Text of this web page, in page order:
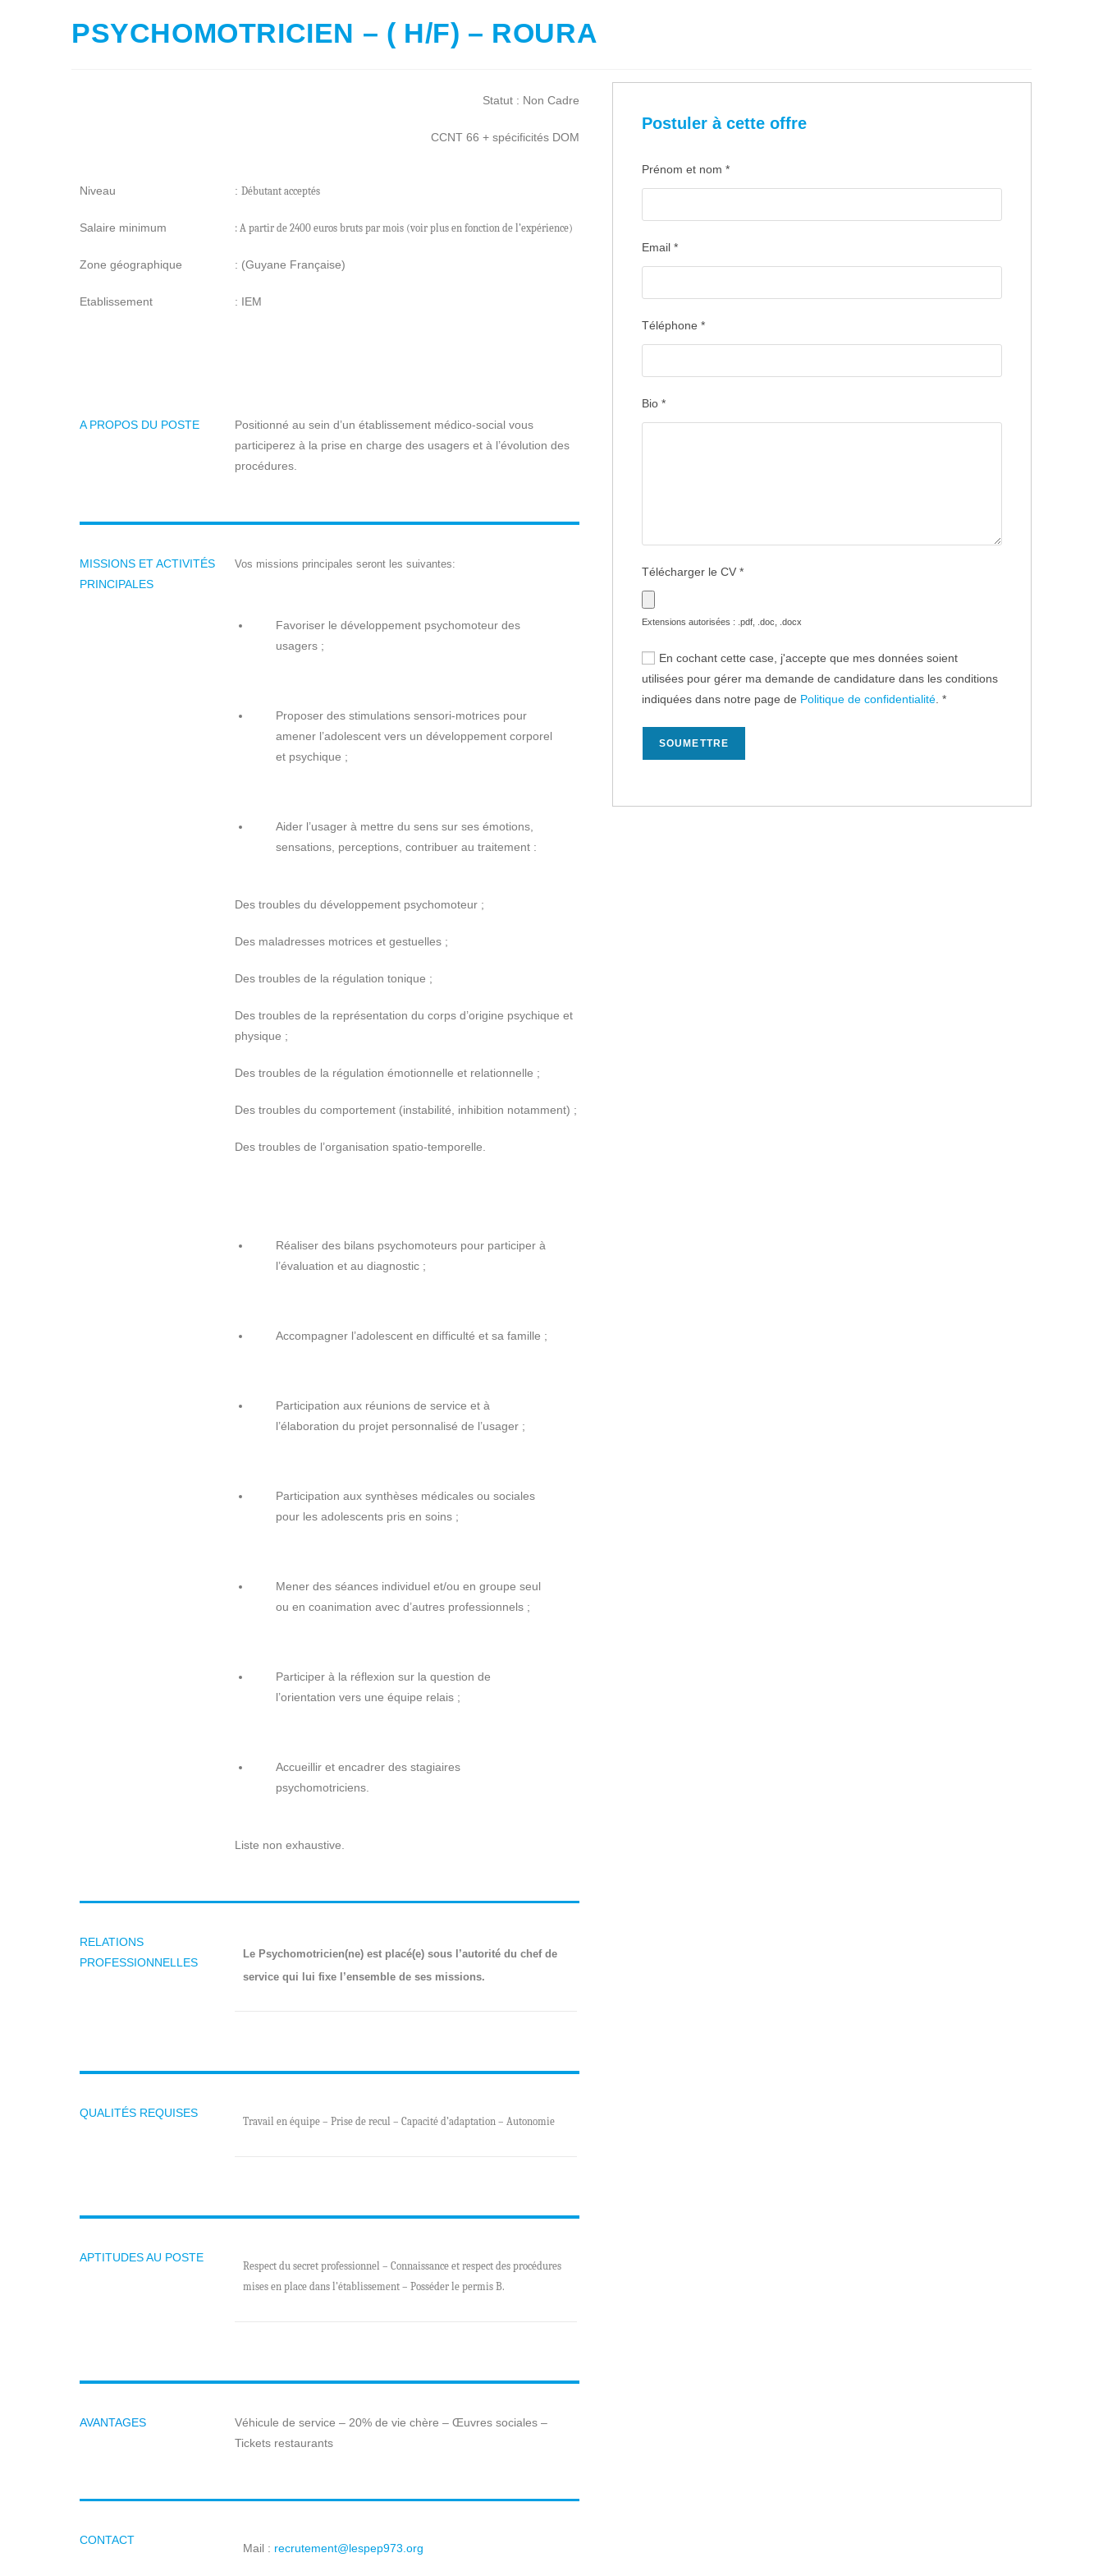
PSYCHOMOTRICIEN – ( H/F) – ROURA
Statut : Non Cadre
CCNT 66 + spécificités DOM
Niveau
Salaire minimum
Zone géographique
Etablissement
: Débutant acceptés
: A partir de 2400 euros bruts par mois (voir plus en fonction de l’expérience)
: (Guyane Française)
: IEM
A PROPOS DU POSTE
Positionné au sein d’un établissement médico-social vous
participerez à la prise en charge des usagers et à l’évolution des
procédures.
MISSIONS ET ACTIVITÉS
PRINCIPALES
Vos missions principales seront les suivantes:
Favoriser le développement psychomoteur des
usagers ;
Proposer des stimulations sensori-motrices pour
amener l’adolescent vers un développement corporel
et psychique ;
Aider l’usager à mettre du sens sur ses émotions,
sensations, perceptions, contribuer au traitement :
Des troubles du développement psychomoteur ;
Des maladresses motrices et gestuelles ;
Des troubles de la régulation tonique ;
Des troubles de la représentation du corps d’origine psychique et
physique ;
Des troubles de la régulation émotionnelle et relationnelle ;
Des troubles du comportement (instabilité, inhibition notamment) ;
Des troubles de l’organisation spatio-temporelle.
Réaliser des bilans psychomoteurs pour participer à
l’évaluation et au diagnostic ;
Accompagner l’adolescent en difficulté et sa famille ;
Participation aux réunions de service et à
l’élaboration du projet personnalisé de l’usager ;
Participation aux synthèses médicales ou sociales
pour les adolescents pris en soins ;
Mener des séances individuel et/ou en groupe seul
ou en coanimation avec d’autres professionnels ;
Participer à la réflexion sur la question de
l’orientation vers une équipe relais ;
Accueillir et encadrer des stagiaires
psychomotriciens.
Liste non exhaustive.
RELATIONS
PROFESSIONNELLES
Le Psychomotricien(ne) est placé(e) sous l’autorité du chef de
service qui lui fixe l’ensemble de ses missions.
QUALITÉS REQUISES
Travail en équipe – Prise de recul – Capacité d’adaptation – Autonomie
APTITUDES AU POSTE
Respect du secret professionnel – Connaissance et respect des procédures
mises en place dans l’établissement – Posséder le permis B.
AVANTAGES
Véhicule de service – 20% de vie chère – Œuvres sociales –
Tickets restaurants
CONTACT
Mail : recrutement@lespep973.org
Postuler à cette offre
Prénom et nom *
Email *
Téléphone *
Bio *
Télécharger le CV *
Extensions autorisées : .pdf, .doc, .docx
En cochant cette case, j'accepte que mes données soient
utilisées pour gérer ma demande de candidature dans les conditions
indiquées dans notre page de Politique de confidentialité. *